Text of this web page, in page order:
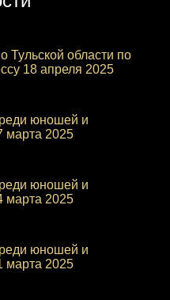
Тульской области по
18 апреля 2025
юношей и
марта 2025
юношей и
марта 2025
юношей и
марта 2025